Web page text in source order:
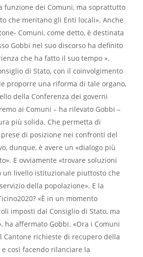
funzione dei Comuni, ma soprattutto
che meritano gli Enti locali». Anche
Comuni, come detto, è destinata
Gobbi nel suo discorso ha definito
che ha fatto il suo tempo ».
di Stato, con il coinvolgimento
proporre una riforma di tale organo,
della Conferenza dei governi
ai Comuni – ha rilevato Gobbi –
più solida. Che permetta di
di posizione nei confronti del
dunque, è avere un «dialogo più
E ovviamente «trovare soluzioni
un livello istituzionale piuttosto che
della popolazione». E la
«È in un momento
imposti dal Consiglio di Stato, ma
ha affermato Gobbi. «Ora i Comuni
Cantone richieste di recupero della
così facendo rilanciare la